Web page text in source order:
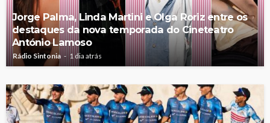
Jorge Palma, Linda Martini e Olga Roriz entre os
destaques da nova temporada do Cineteatro
António Lamoso
Rádio Sintonia 1 dia atrás